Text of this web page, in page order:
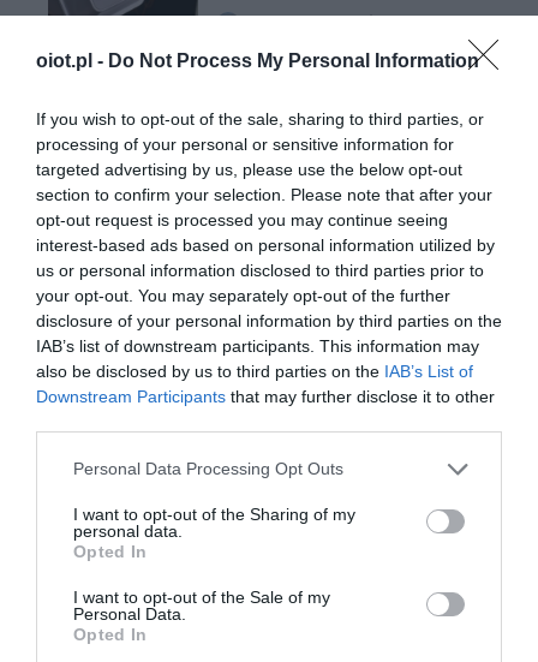
oiot.pl - Do Not Process My Personal Information
If you wish to opt-out of the sale, sharing to third parties, or
processing of your personal or sensitive information for
targeted advertising by us, please use the below opt-out
section to confirm your selection. Please note that after your
opt-out request is processed you may continue seeing
interest-based ads based on personal information utilized by
us or personal information disclosed to third parties prior to
your opt-out. You may separately opt-out of the further
disclosure of your personal information by third parties on the
IAB’s list of downstream participants. This information may
also be disclosed by us to third parties on the IAB’s List of
Downstream Participants that may further disclose it to other
Please note that this website/app uses one or more Google
not limited to your visit or usage behaviour. You may click to
grant or deny consent to Google and its third-party tags to
use your data for below specified purposes in below Google
consent section.
Personal Data Processing Opt Outs
I want to opt-out of the Sharing of my
personal data.
Opted In
I want to opt-out of the Sale of my
Personal Data.
Opted In
1 KWIETNIA 2023
DUOBO: nowoczesna
technologia kawy w
kapsułkach
MARTA BORKOWSKA
·
22 LIPCA 2023
ŻYWNOŚĆ
przestaniesz dosalać potrawy
MARTA BORKOWSKA · 21 KWIETNIA 2022